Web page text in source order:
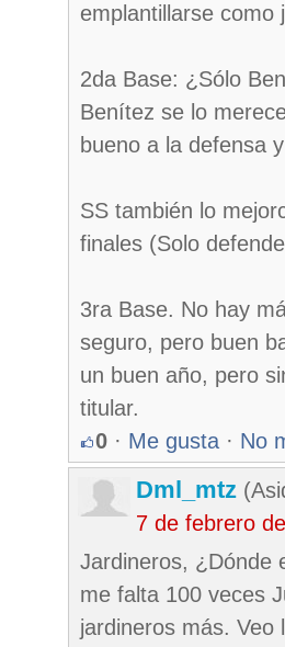
emplantillarse como
2da Base: ¿Sólo
Benítez se lo
bueno a la defensa
SS también lo
finales (Solo
3ra Base. No hay
seguro, pero buen
un buen año, pero
titular.
0 · Me gusta · No
Dml_mtz
7 de febrero
Jardineros, ¿Dónde
me falta 100 veces
jardineros más. Veo